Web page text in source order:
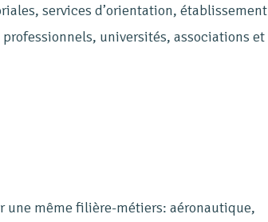
services d’orientation, établissement
universités, associations et
une même filière-métiers: aéronautique,